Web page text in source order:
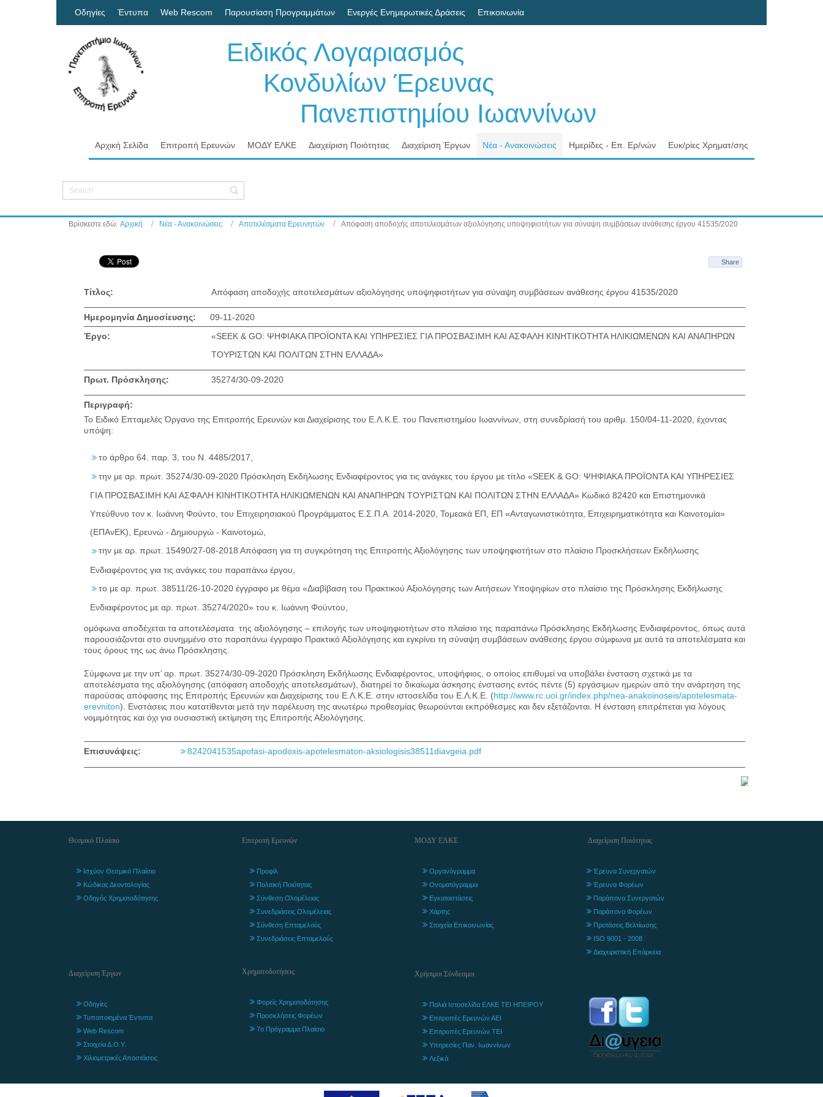
Οδηγίες Έντυπα Web Rescom Παρουσίαση Προγραμμάτων Ενεργές Ενημερωτικές Δράσεις Επικοινωνία
Ειδικός Λογαριασμός
Κονδυλίων Έρευνας
Πανεπιστημίου Ιωαννίνων
Αρχική Σελίδα Επιτροπή Ερευνών ΜΟΔΥ ΕΛΚΕ Διαχείριση Ποιότητας Διαχείριση Έργων Νέα - Ανακοινώσεις Ημερίδες - Επ. Ερ/νών Ευκ/ρίες Χρηματ/σης
Βρίσκεστε εδώ: Αρχική Νέα - Ανακοινώσεις Αποτελέσματα Ερευνητών Απόφαση αποδοχής αποτελεσμάτων αξιολόγησης υποψηφιοτήτων για σύναψη συμβάσεων ανάθεσης έργου 41535/2020
Share
Τίτλος: Απόφαση αποδοχής αποτελεσμάτων αξιολόγησης υποψηφιοτήτων για σύναψη συμβάσεων ανάθεσης έργου 41535/2020
Ημερομηνία Δημοσίευσης:
09-11-2020
Έργο:
«SEEK & GO: ΨΗΦΙΑΚΑ ΠΡΟΪΟΝΤΑ ΚΑΙ ΥΠΗΡΕΣΙΕΣ ΓΙΑ ΠΡΟΣΒΑΣΙΜΗ ΚΑΙ ΑΣΦΑΛΗ ΚΙΝΗΤΙΚΟΤΗΤΑ ΗΛΙΚΙΩΜΕΝΩΝ ΚΑΙ ΑΝΑΠΗΡΩΝ
ΤΟΥΡΙΣΤΩΝ ΚΑΙ ΠΟΛΙΤΩΝ ΣΤΗΝ ΕΛΛΑΔΑ»
Πρωτ. Πρόσκλησης: 35274/30-09-2020
Περιγραφή:
Το Ειδικό Επταμελές Όργανο της Επιτροπής Ερευνών και Διαχείρισης του Ε.Λ.Κ.Ε. του Πανεπιστημίου Ιωαννίνων, στη συνεδρίασή του αριθμ. 150/04-11-2020, έχοντας
υπόψη:
το άρθρο 64. παρ. 3, του Ν. 4485/2017,
την με αρ. πρωτ. 35274/30-09-2020 Πρόσκληση Εκδήλωσης Ενδιαφέροντος για τις ανάγκες του έργου με τίτλο «SEEK & GO: ΨΗΦΙΑΚΑ ΠΡΟΪΟΝΤΑ ΚΑΙ ΥΠΗΡΕΣΙΕΣ
ΓΙΑ ΠΡΟΣΒΑΣΙΜΗ ΚΑΙ ΑΣΦΑΛΗ ΚΙΝΗΤΙΚΟΤΗΤΑ ΗΛΙΚΙΩΜΕΝΩΝ ΚΑΙ ΑΝΑΠΗΡΩΝ ΤΟΥΡΙΣΤΩΝ ΚΑΙ ΠΟΛΙΤΩΝ ΣΤΗΝ ΕΛΛΑΔΑ» Κωδικό 82420 και Επιστημονικά
Υπεύθυνo τoν κ. Ιωάννη Φούντο, του Επιχειρησιακού Προγράμματος Ε.Σ.Π.Α. 2014-2020, Τομεακά ΕΠ, ΕΠ «Ανταγωνιστικότητα, Επιχειρηματικότητα και Καινοτομία»
(ΕΠΑνΕΚ), Ερευνώ - Δημιουργώ - Καινοτομώ,
την με αρ. πρωτ. 15490/27-08-2018 Απόφαση για τη συγκρότηση της Επιτροπής Αξιολόγησης των υποψηφιοτήτων στο πλαίσιο Προσκλήσεων Εκδήλωσης
Ενδιαφέροντος για τις ανάγκες του παραπάνω έργου,
το με αρ. πρωτ. 38511/26-10-2020 έγγραφο με θέμα «Διαβίβαση του Πρακτικού Αξιολόγησης των Αιτήσεων Υποψηφίων στο πλαίσιο της Πρόσκλησης Εκδήλωσης
Ενδιαφέροντος με αρ. πρωτ. 35274/2020» του κ. Ιωάννη Φούντου,
ομόφωνα αποδέχεται τα αποτελέσματα της αξιολόγησης – επιλογής των υποψηφιοτήτων στο πλαίσιο της παραπάνω Πρόσκλησης Εκδήλωσης Ενδιαφέροντος, όπως αυτά
παρουσιάζονται στο συνημμένο στο παραπάνω έγγραφο Πρακτικό Αξιολόγησης και εγκρίνει τη σύναψη συμβάσεων ανάθεσης έργου σύμφωνα με αυτά τα αποτελέσματα και
τους όρους της ως άνω Πρόσκλησης.
Σύμφωνα με την υπ’ αρ. πρωτ. 35274/30-09-2020 Πρόσκληση Εκδήλωσης Ενδιαφέροντος, υποψήφιος, ο οποίος επιθυμεί να υποβάλει ένσταση σχετικά με τα
αποτελέσματα της αξιολόγησης (απόφαση αποδοχής αποτελεσμάτων), διατηρεί το δικαίωμα άσκησης ένστασης εντός πέντε (5) εργάσιμων ημερών από την ανάρτηση της
παρούσας απόφασης της Επιτροπής Ερευνών και Διαχείρισης του Ε.Λ.Κ.Ε. στην ιστοσελίδα του Ε.Λ.Κ.Ε. (http://www.rc.uoi.gr/index.php/nea-anakoinoseis/apotelesmata-
erevniton). Ενστάσεις που κατατίθενται μετά την παρέλευση της ανωτέρω προθεσμίας θεωρούνται εκπρόθεσμες και δεν εξετάζονται. Η ένσταση επιτρέπεται για λόγους
νομιμότητας και όχι για ουσιαστική εκτίμηση της Επιτροπής Αξιολόγησης.
Επισυνάψεις: 8242041535apofasi-apodoxis-apotelesmaton-aksiologisis38511diavgeia.pdf
Θεσμικό Πλαίσιο
Ισχύον Θεσμικό Πλαίσιο
Κώδικας Δεοντολογίας
Οδηγός Χρηματοδότησης
Διαχείριση Έργων
Οδηγίες
Τυποποιημένα Έντυπα
Web Rescom
Στοιχεία Δ.Ο.Υ.
Χιλιομετρικές Αποστάσεις
Επιτροπή Ερευνών
Προφίλ
Πολιτική Ποιότητας
Σύνθεση Ολομέλειας
Συνεδριάσεις Ολομέλειας
Σύνθεση Επταμελούς
Συνεδριάσεις Επταμελούς
Χρηματοδοτήσεις
Φορείς Χρηματοδότησης
Προσκλήσεις Φορέων
7ο Πρόγραμμα Πλαίσιο
ΜΟΔΥ ΕΛΚΕ
Οργανόγραμμα
Ονοματόγραμμα
Εγκαταστάσεις
Χάρτης
Στοιχεία Επικοινωνίας
Χρήσιμοι Σύνδεσμοι
Παλιά Ιστοσελίδα ΕΛΚΕ ΤΕΙ ΗΠΕΙΡΟΥ
Επιτροπές Ερευνών ΑΕΙ
Επιτροπές Ερευνών ΤΕΙ
Υπηρεσίες Παν. Ιωαννίνων
Λεξικά
Διαχείριση Ποιότητας
Έρευνα Συνεργατών
Έρευνα Φορέων
Παράπονα Συνεργατών
Παράπονα Φορέων
Προτάσεις Βελτίωσης
ISO 9001 - 2008
Διαχειριστική Επάρκεια